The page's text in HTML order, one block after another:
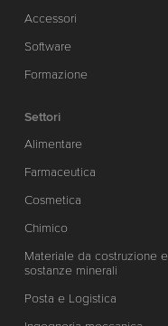
Accessori
Software
Formazione
Settori
Alimentare
Farmaceutica
Cosmetica
Chimico
Materiale da costruzione e
sostanze minerali
Posta e Logistica